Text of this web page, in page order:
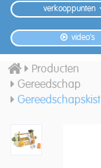
verkooppunten
video's
Producten
Gereedschap
Gereedschapskist